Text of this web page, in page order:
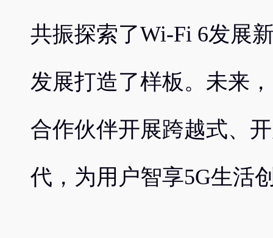
共振探索了Wi-Fi 6发展
发展打造了样板。未来
合作伙伴开展跨越式、
代，为用户智享5G生活